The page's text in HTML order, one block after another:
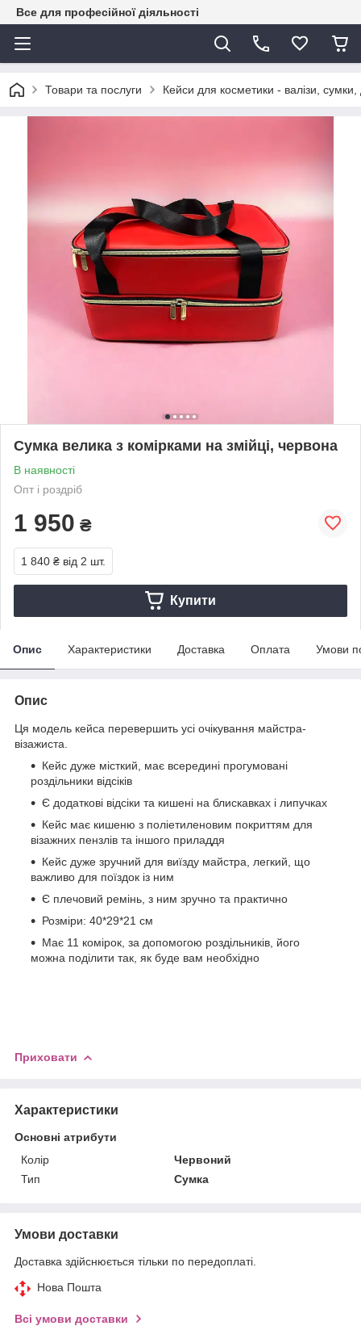
Все для професійної діяльності
Товари та послуги Кейси для косметики - валізи, сумки,
Сумка велика з комірками на змійці, червона
В наявності
Опт і роздріб
1 950 ₴
1 840 ₴ від 2 шт.
Купити
Опис Характеристики Доставка Оплата Умови
Опис
Ця модель кейса перевершить усі очікування майстра-
візажиста.
Кейс дуже місткий, має всередині прогумовані
роздільники відсіків
Є додаткові відсіки та кишені на блискавках і липучках
Кейс має кишеню з поліетиленовим покриттям для
візажних пензлів та іншого приладдя
Кейс дуже зручний для виїзду майстра, легкий, що
важливо для поїздок із ним
Є плечовий ремінь, з ним зручно та практично
Розміри: 40*29*21 см
Має 11 комірок, за допомогою роздільників, його
можна поділити так, як буде вам необхідно
Приховати
Характеристики
Основні атрибути
Колір
Червоний
Тип
Сумка
Умови доставки
Доставка здійснюється тільки по передоплаті.
Нова Пошта
Всі умови доставки